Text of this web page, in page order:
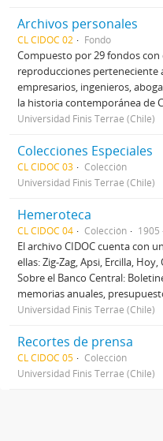
Archivos personales
CL CIDOC 02 Fondo
Compuesto por 29 fondos
reproducciones
empresarios, ingenieros,
la historia contemporánea de
Universidad Finis Terrae (Chile)
Colecciones Especiales
CL CIDOC 03
Colección
Universidad Finis Terrae (Chile)
Hemeroteca
CL CIDOC 04 Colección 1905
El archivo CIDOC cuenta con
ellas: Zig-Zag, Apsi, Ercilla,
Sobre el Banco Central:
memorias anuales,
Universidad Finis Terrae (Chile)
Recortes de prensa
CL CIDOC 05
Colección
Universidad Finis Terrae (Chile)